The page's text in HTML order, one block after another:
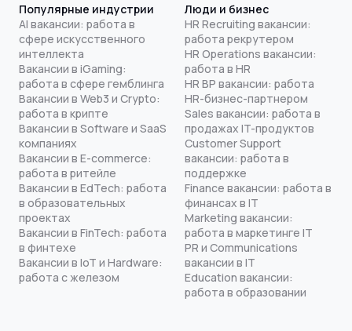
Популярные индустрии
AI вакансии: работа в
сфере искусственного
интеллекта
Вакансии в iGaming:
работа в сфере гемблинга
Вакансии в Web3 и Crypto:
работа в крипте
Вакансии в Software и SaaS
компаниях
Вакансии в E-commerce:
работа в ритейле
Вакансии в EdTech: работа
в образовательных
проектах
Вакансии в FinTech: работа
в финтехе
Вакансии в IoT и Hardware:
работа с железом
Люди и бизнес
HR Recruiting вакансии:
работа рекрутером
HR Operations вакансии:
работа в HR
HR BP вакансии: работа
HR-бизнес-партнером
Sales вакансии: работа в
продажах IT-продуктов
Customer Support
вакансии: работа в
поддержке
Finance вакансии: работа в
финансах в IT
Marketing вакансии:
работа в маркетинге IT
PR и Communications
вакансии в IT
Education вакансии:
работа в образовании